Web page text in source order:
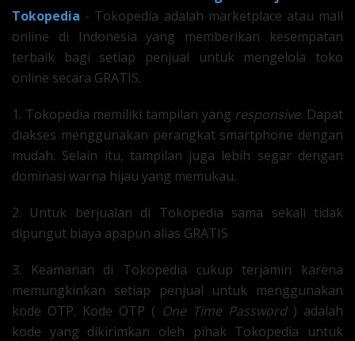
Tokopedia - Tokopedia adalah marketplace atau mall
online di Indonesia yang memberikan kesempatan
terbaik bagi setiap penjual untuk mengelola toko
online secara GRATIS.
1. Tokopedia memiliki tampilan yang responsive. Dapat
diakses menggunakan perangkat smartphone dengan
mudah. Selain itu, tampilan juga lebih segar dengan
dominasi warna hijau yang memukau.
2. Untuk berjualan di Tokopedia sama sekali tidak
dipungut biaya apapun alias GRATIS
3. Keamanan di Tokopedia cukup terjamin karena
memungkinkan setiap penjual untuk menggunakan
kode OTP. Kode OTP ( One Time Password) adalah
kode yang dikirimkan oleh pihak Tokopedia untuk